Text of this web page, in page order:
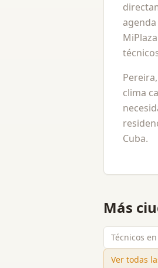
clima
Cuba.
Más
Técnicos
Ver todas